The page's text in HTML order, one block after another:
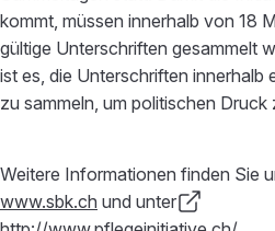
kommt, müssen innerhalb von 18
gültige Unterschriften gesammelt
ist es, die Unterschriften innerhalb
zu sammeln, um politischen Druck
Weitere Informationen finden Sie
www.sbk.ch und unter